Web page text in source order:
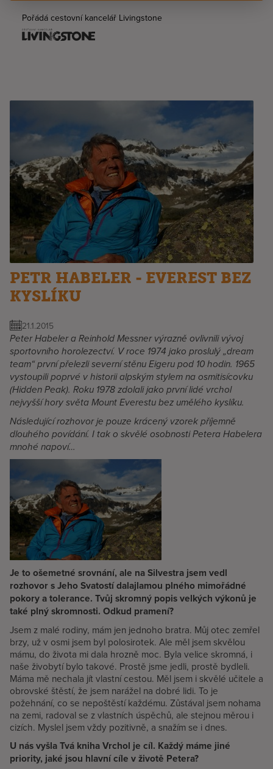
Pořádá cestovní kancelář Livingstone
PETR HABELER - EVEREST BEZ
KYSLÍKU
21.1.2015
Peter Habeler a Reinhold Messner výrazně ovlivnili vývoj
sportovního horolezectví. V roce 1974 jako proslulý „dream
team“ první přelezli severní stěnu Eigeru pod 10 hodin. 1965
vystoupili poprvé v historii alpským stylem na osmitisícovku
(Hidden Peak). Roku 1978 zdolali jako první lidé vrchol
nejvyšší hory světa Mount Everestu bez umělého kyslíku.
Následující rozhovor je pouze krácený vzorek příjemně
dlouhého povídání. I tak o skvělé osobnosti Petera Habelera
mnohé napoví…
Je to ošemetné srovnání, ale na Silvestra jsem vedl
rozhovor s Jeho Svatostí dalajlamou plného mimořádné
pokory a tolerance. Tvůj skromný popis velkých výkonů je
také plný skromnosti. Odkud pramení?
Jsem z malé rodiny, mám jen jednoho bratra. Můj otec zemřel
brzy, už v osmi jsem byl polosirotek. Ale měl jsem skvělou
mámu, do života mi dala hrozně moc. Byla velice skromná, i
naše živobytí bylo takové. Prostě jsme jedli, prostě bydleli.
Máma mě nechala jít vlastní cestou. Měl jsem i skvělé učitele a
obrovské štěstí, že jsem narážel na dobré lidi. To je
požehnání, co se nepoštěstí každému. Zůstával jsem nohama
na zemi, radoval se z vlastních úspěchů, ale stejnou měrou i
cizích. Myslel jsem vždy pozitivně, a snažím se i dnes.
U nás vyšla Tvá kniha Vrchol je cíl. Každý máme jiné
priority, jaké jsou hlavní cíle v životě Petera?